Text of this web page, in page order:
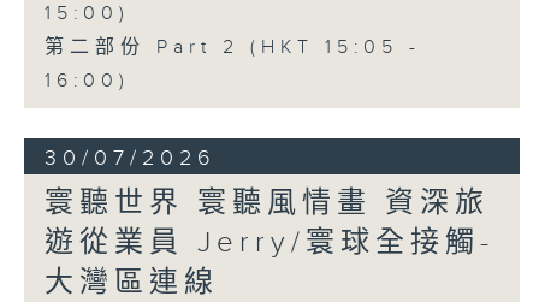
15:00)
第二部份 Part 2 (HKT 15:05 -
16:00)
30/07/2026
寰聽世界 寰聽風情畫 資深旅
遊從業員 Jerry/寰球全接觸-
大灣區連線